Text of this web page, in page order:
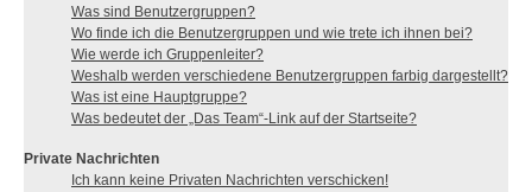
Was sind Benutzergruppen?
Wo finde ich die Benutzergruppen und wie trete ich ihnen bei?
Wie werde ich Gruppenleiter?
Weshalb werden verschiedene Benutzergruppen farbig dargestellt?
Was ist eine Hauptgruppe?
Was bedeutet der „Das Team“-Link auf der Startseite?
Private Nachrichten
Ich kann keine Privaten Nachrichten verschicken!